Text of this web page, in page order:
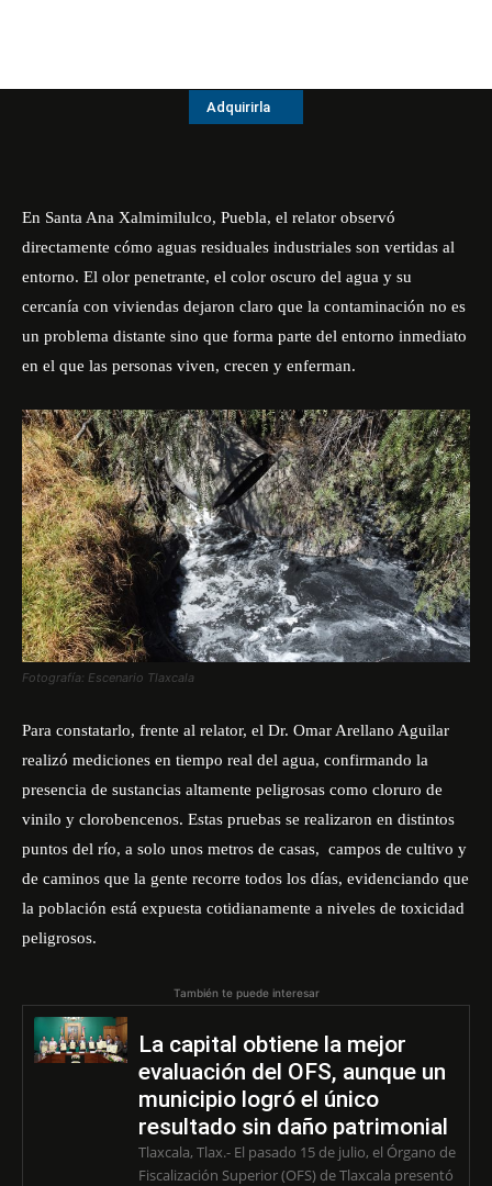
Adquirirla
En Santa Ana Xalmimilulco, Puebla, el relator observó
directamente cómo aguas residuales industriales son vertidas al
entorno. El olor penetrante, el color oscuro del agua y su
cercanía con viviendas dejaron claro que la contaminación no es
un problema distante sino que forma parte del entorno inmediato
en el que las personas viven, crecen y enferman.
Fotografía: Escenario Tlaxcala
Para constatarlo, frente al relator, el Dr. Omar Arellano Aguilar
realizó mediciones en tiempo real del agua, confirmando la
presencia de sustancias altamente peligrosas como cloruro de
vinilo y clorobencenos. Estas pruebas se realizaron en distintos
puntos del río, a solo unos metros de casas, campos de cultivo y
de caminos que la gente recorre todos los días, evidenciando que
la población está expuesta cotidianamente a niveles de toxicidad
peligrosos.
También te puede interesar
La capital obtiene la mejor
evaluación del OFS, aunque un
municipio logró el único
resultado sin daño patrimonial
Tlaxcala, Tlax.- El pasado 15 de julio, el Órgano de
Fiscalización Superior (OFS) de Tlaxcala presentó